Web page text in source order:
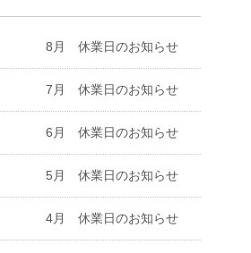
8月 休業日のお知らせ
7月 休業日のお知らせ
6月 休業日のお知らせ
5月 休業日のお知らせ
4月 休業日のお知らせ